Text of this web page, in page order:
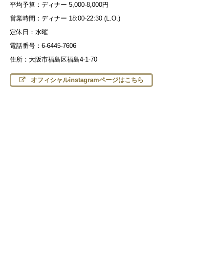
平均予算：ディナー 5,000-8,000円
営業時間：ディナー 18:00-22:30 (L.O.)
定休日：水曜
電話番号：6-6445-7606
住所：大阪市福島区福島4-1-70
オフィシャルinstagramページはこちら